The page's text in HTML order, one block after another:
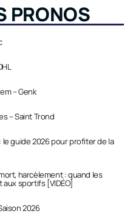
PRONOS
– Genk
– Saint Trond
le guide 2026 pour profiter de la
harcèlement : quand les
sportifs [VIDÉO]
2026